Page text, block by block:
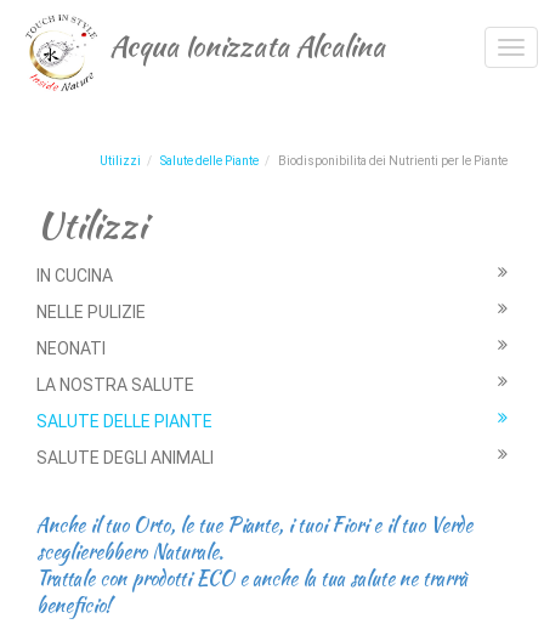
Acqua Ionizzata Alcalina
Utilizzi Salute delle Piante Biodisponibilita dei Nutrienti per le Piante
Utilizzi
IN CUCINA
NELLE PULIZIE
NEONATI
LA NOSTRA SALUTE
SALUTE DELLE PIANTE
SALUTE DEGLI ANIMALI
Anche il tuo Orto, le tue Piante, i tuoi Fiori e il tuo Verde
sceglierebbero Naturale.
Trattale con prodotti ECO e anche la tua salute ne trarrà
beneficio!